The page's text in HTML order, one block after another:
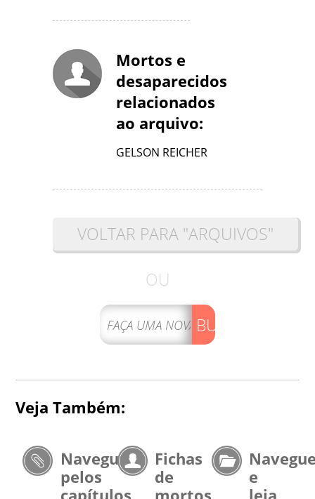
Mortos e
desaparecidos
relacionados
ao arquivo:
GELSON REICHER
VOLTAR PARA "ARQUIVOS"
OU
BUSCAR
Veja Também:
Navegue
pelos
capítulos
Fichas
de
mortos
e
leia